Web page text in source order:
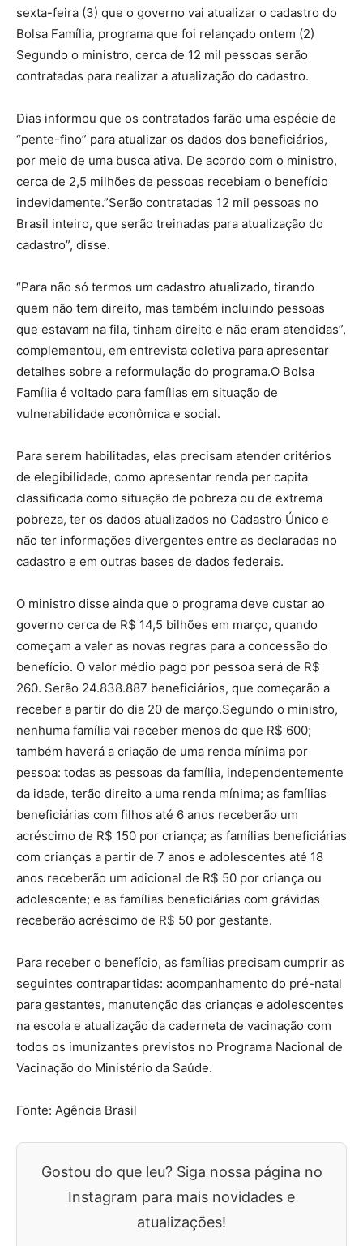
sexta-feira (3) que o governo vai atualizar o cadastro do
Bolsa Família, programa que foi relançado ontem (2)
Segundo o ministro, cerca de 12 mil pessoas serão
contratadas para realizar a atualização do cadastro.
Dias informou que os contratados farão uma espécie de
“pente-fino” para atualizar os dados dos beneficiários,
por meio de uma busca ativa. De acordo com o ministro,
cerca de 2,5 milhões de pessoas recebiam o benefício
indevidamente.”Serão contratadas 12 mil pessoas no
Brasil inteiro, que serão treinadas para atualização do
cadastro”, disse.
“Para não só termos um cadastro atualizado, tirando
quem não tem direito, mas também incluindo pessoas
que estavam na fila, tinham direito e não eram atendidas”,
complementou, em entrevista coletiva para apresentar
detalhes sobre a reformulação do programa.O Bolsa
Família é voltado para famílias em situação de
vulnerabilidade econômica e social.
Para serem habilitadas, elas precisam atender critérios
de elegibilidade, como apresentar renda per capita
classificada como situação de pobreza ou de extrema
pobreza, ter os dados atualizados no Cadastro Único e
não ter informações divergentes entre as declaradas no
cadastro e em outras bases de dados federais.
O ministro disse ainda que o programa deve custar ao
governo cerca de R$ 14,5 bilhões em março, quando
começam a valer as novas regras para a concessão do
benefício. O valor médio pago por pessoa será de R$
260. Serão 24.838.887 beneficiários, que começarão a
receber a partir do dia 20 de março.Segundo o ministro,
nenhuma família vai receber menos do que R$ 600;
também haverá a criação de uma renda mínima por
pessoa: todas as pessoas da família, independentemente
da idade, terão direito a uma renda mínima; as famílias
beneficiárias com filhos até 6 anos receberão um
acréscimo de R$ 150 por criança; as famílias beneficiárias
com crianças a partir de 7 anos e adolescentes até 18
anos receberão um adicional de R$ 50 por criança ou
adolescente; e as famílias beneficiárias com grávidas
receberão acréscimo de R$ 50 por gestante.
Para receber o benefício, as famílias precisam cumprir as
seguintes contrapartidas: acompanhamento do pré-natal
para gestantes, manutenção das crianças e adolescentes
na escola e atualização da caderneta de vacinação com
todos os imunizantes previstos no Programa Nacional de
Vacinação do Ministério da Saúde.
Fonte: Agência Brasil
Gostou do que leu? Siga nossa página no
Instagram para mais novidades e
atualizações!